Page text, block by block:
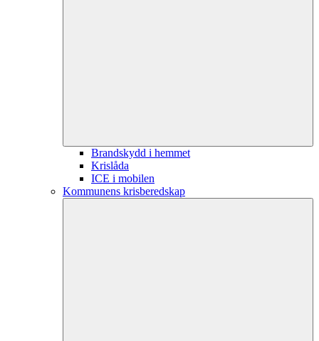
Brandskydd i hemmet
Krislåda
ICE i mobilen
Kommunens krisberedskap